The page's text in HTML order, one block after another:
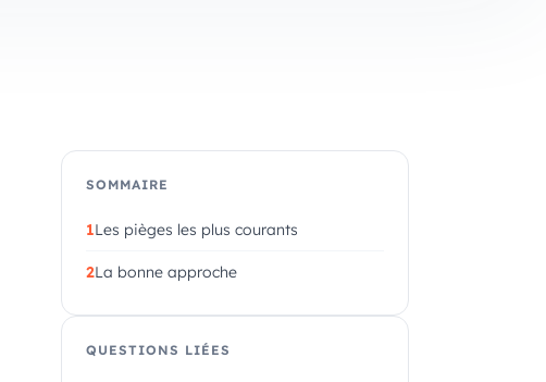
SOMMAIRE
Les pièges les plus courants
La bonne approche
QUESTIONS LIÉES